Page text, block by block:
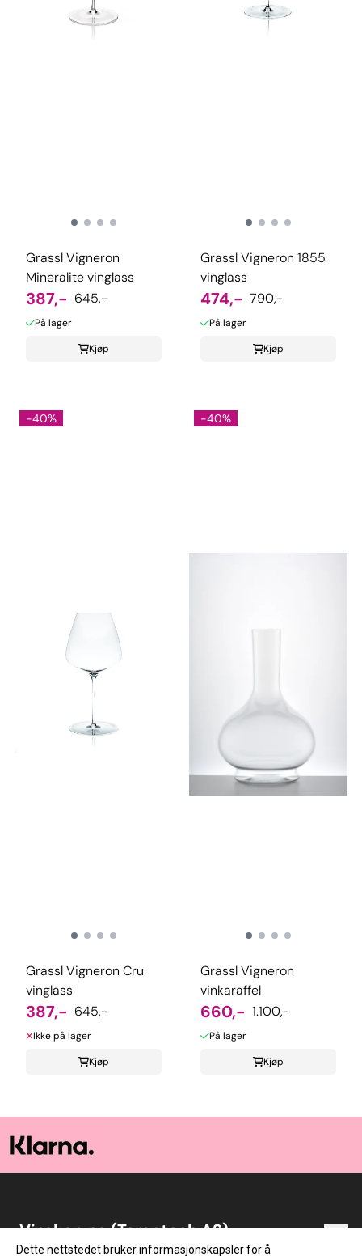
Grassl Vigneron
Mineralite vinglass
387,- 645,-
På lager
Kjøp
Grassl Vigneron 1855
vinglass
474,- 790,-
På lager
Kjøp
-40%
Grassl Vigneron Cru
vinglass
387,- 645,-
Ikke på lager
Kjøp
-40%
Grassl Vigneron
vinkaraffel
660,- 1.100,-
På lager
Kjøp
Vinskap.no (Temptech AS)
Vinskap.no er en norsk nettbutikk med vin som
Dette nettstedet bruker informasjonskapsler for å